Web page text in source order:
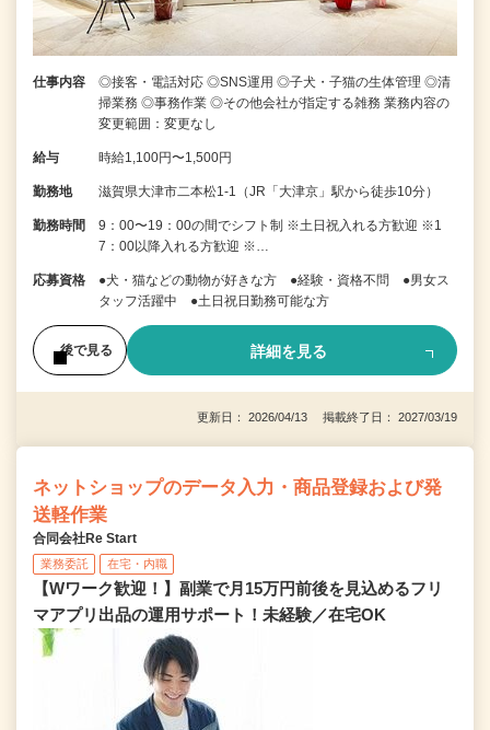
仕事内容
◎接客・電話対応 ◎SNS運用 ◎子犬・子猫の生体管理 ◎清
掃業務 ◎事務作業 ◎その他会社が指定する雑務 業務内容の
変更範囲：変更なし
給与 時給1,100円〜1,500円
勤務地 滋賀県大津市二本松1-1（JR「大津京」駅から徒歩10分）
勤務時間
9：00〜19：00の間でシフト制 ※土日祝入れる方歓迎 ※1
7：00以降入れる方歓迎 ※…
応募資格
●犬・猫などの動物が好きな方 ●経験・資格不問 ●男女ス
タッフ活躍中 ●土日祝日勤務可能な方
後で見る 詳細を見る
更新日： 2026/04/13 掲載終了日： 2027/03/19
ネットショップのデータ入力・商品登録および発
送軽作業
合同会社Re Start
業務委託 在宅・内職
【Wワーク歓迎！】副業で月15万円前後を見込めるフリ
マアプリ出品の運用サポート！未経験／在宅OK